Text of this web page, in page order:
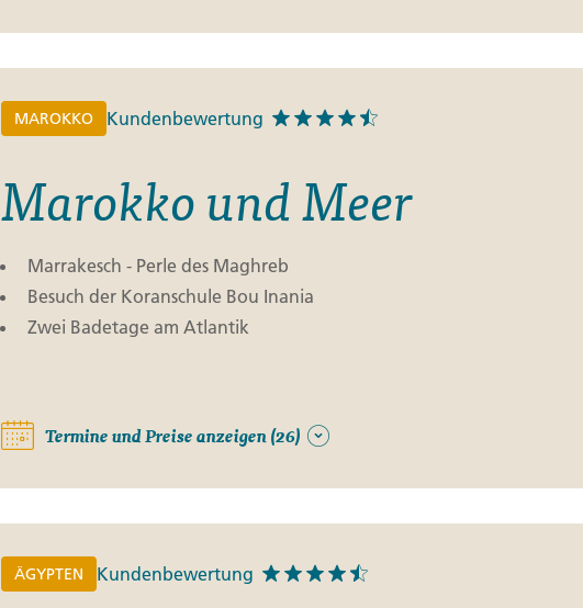
MAROKKO Kundenbewertung
Marokko und Meer
Marrakesch - Perle des Maghreb
Besuch der Koranschule Bou Inania
Zwei Badetage am Atlantik
Termine und Preise anzeigen (26)
ÄGYPTEN Kundenbewertung